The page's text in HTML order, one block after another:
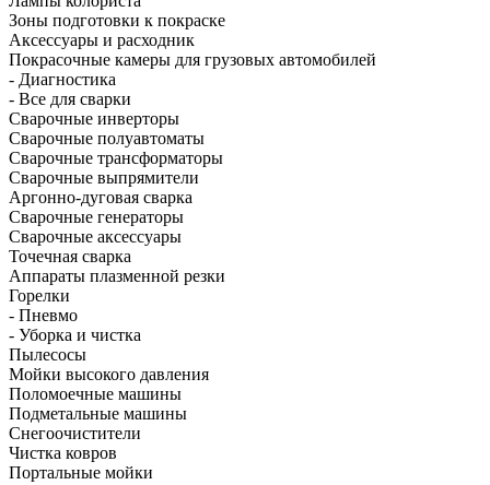
Зоны подготовки к покраске
Аксессуары и расходник
Покрасочные камеры для грузовых автомобилей
- Диагностика
- Все для сварки
Сварочные инверторы
Сварочные полуавтоматы
Сварочные трансформаторы
Сварочные выпрямители
Аргонно-дуговая сварка
Сварочные генераторы
Сварочные аксессуары
Точечная сварка
Аппараты плазменной резки
Горелки
- Пневмо
- Уборка и чистка
Пылесосы
Мойки высокого давления
Поломоечные машины
Подметальные машины
Снегоочистители
Чистка ковров
Портальные мойки